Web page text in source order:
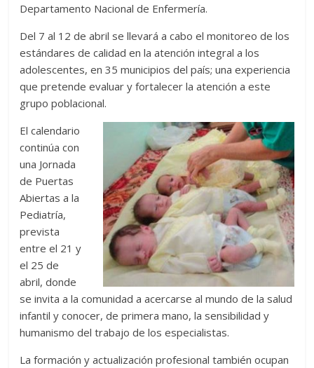
Departamento Nacional de Enfermería.
Del 7 al 12 de abril se llevará a cabo el monitoreo de los
estándares de calidad en la atención integral a los
adolescentes, en 35 municipios del país; una experiencia
que pretende evaluar y fortalecer la atención a este
grupo poblacional.
El calendario
continúa con
una Jornada
de Puertas
Abiertas a la
Pediatría,
prevista
entre el 21 y
el 25 de
abril, donde
se invita a la comunidad a acercarse al mundo de la salud
infantil y conocer, de primera mano, la sensibilidad y
humanismo del trabajo de los especialistas.
La formación y actualización profesional también ocupan